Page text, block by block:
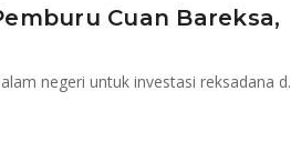
Cuan Bareksa,
Isu global